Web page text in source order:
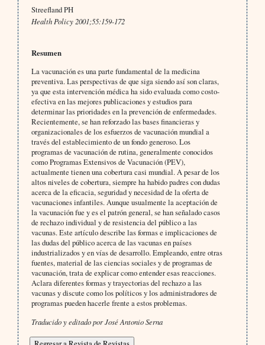
Streefland PH
Health Policy 2001;55:159-172
Resumen
La vacunación es una parte fundamental de la medicina
preventiva. Las perspectivas de que siga siendo así son claras,
ya que esta intervención médica ha sido evaluada como costo-
efectiva en las mejores publicaciones y estudios para
determinar las prioridades en la prevención de enfermedades.
Recientemente, se han reforzado las bases financieras y
organizacionales de los esfuerzos de vacunación mundial a
través del establecimiento de un fondo generoso. Los
programas de vacunación de rutina, generalmente conocidos
como Programas Extensivos de Vacunación (PEV),
actualmente tienen una cobertura casi mundial. A pesar de los
altos niveles de cobertura, siempre ha habido padres con dudas
acerca de la eficacia, seguridad y necesidad de la oferta de
vacunaciones infantiles. Aunque usualmente la aceptación de
la vacunación fue y es el patrón general, se han señalado casos
de rechazo individual y de resistencia del público a las
vacunas. Este artículo describe las formas e implicaciones de
las dudas del público acerca de las vacunas en países
industrializados y en vías de desarrollo. Empleando, entre otras
fuentes, material de las ciencias sociales y de programas de
vacunación, trata de explicar como entender esas reacciones.
Aclara diferentes formas y trayectorias del rechazo a las
vacunas y discute como los políticos y los administradores de
programas pueden hacerle frente a estos problemas.
Traducido y editado por José Antonio Serna